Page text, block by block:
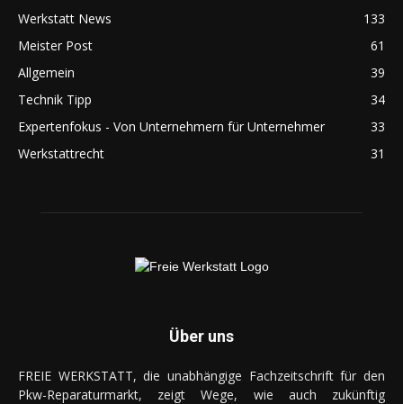
Werkstatt News
133
Meister Post
61
Allgemein
39
Technik Tipp
34
Expertenfokus - Von Unternehmern für Unternehmer
33
Werkstattrecht
31
Über uns
FREIE WERKSTATT, die unabhängige Fachzeitschrift für den
Pkw-Reparaturmarkt, zeigt Wege, wie auch zukünftig